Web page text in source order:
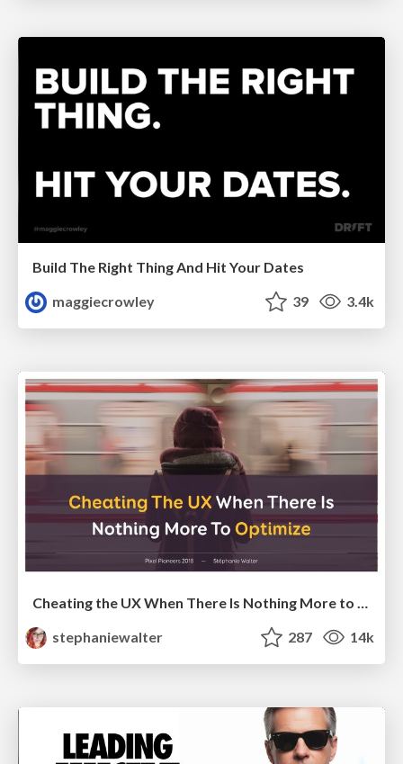
Build The Right Thing And Hit Your Dates
maggiecrowley
39 3.4k
stephaniewalter
287 14k